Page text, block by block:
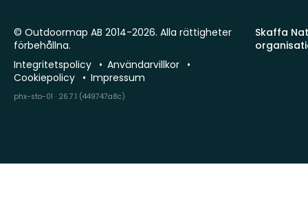
Skaffa
© Outdoormap AB 2014-2026. Alla rättigheter
förbehållna.
Integritetspolicy
Användarvillkor
Cookiepolicy
Impressum
phx-sto-01 · 26.7.1 (449747a8c)